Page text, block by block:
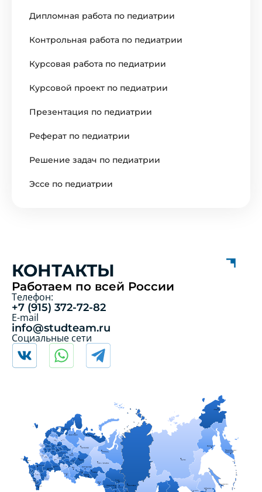
Дипломная работа по педиатрии
Контрольная работа по педиатрии
Курсовая работа по педиатрии
Курсовой проект по педиатрии
Презентация по педиатрии
Реферат по педиатрии
Решение задач по педиатрии
Эссе по педиатрии
КОНТАКТЫ
Работаем по всей России
Телефон:
+7 (915) 372-72-82
E-mail
info@studteam.ru
Социальные сети